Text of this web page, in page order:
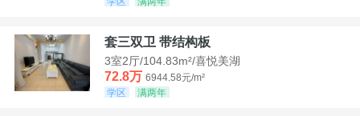
套三双卫 带结构板
3室2厅/104.83m²/喜悦美湖
72.8万 6944.58元/m²
学区
满两年